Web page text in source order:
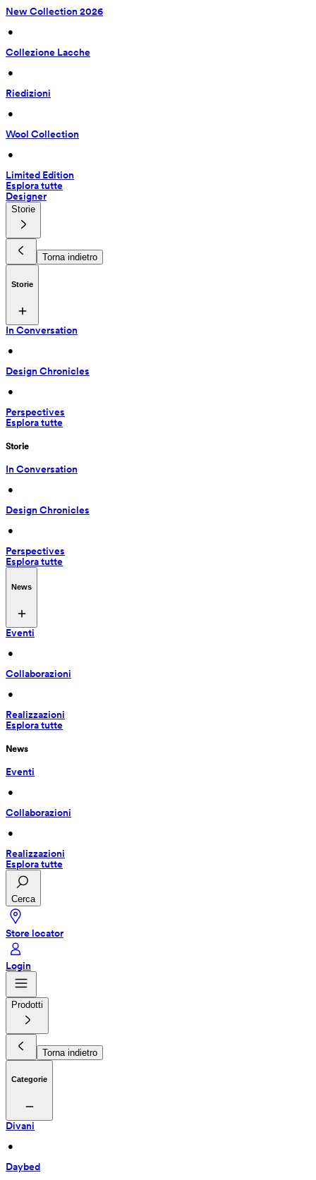
New Collection 2026
•
Collezione Lacche
•
Riedizioni
•
Wool Collection
•
Limited Edition
Esplora tutte
Designer
Storie
Torna indietro
Storie
In Conversation
•
Design Chronicles
•
Perspectives
Esplora tutte
Storie
In Conversation
•
Design Chronicles
•
Perspectives
Esplora tutte
News
Eventi
•
Collaborazioni
•
Realizzazioni
Esplora tutte
News
Eventi
•
Collaborazioni
•
Realizzazioni
Esplora tutte
Cerca
Store locator
Login
Prodotti
Torna indietro
Categorie
Divani
•
Daybed